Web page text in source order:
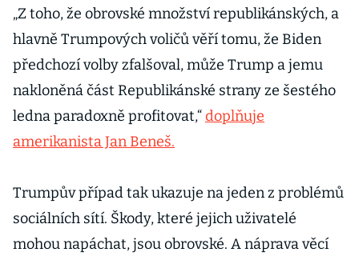
čtvrtinu na
téměř pět
miliard korun
„Z toho, že obrovské množství republikánských, a
hlavně Trumpových voličů věří tomu, že Biden
předchozí volby zfalšoval, může Trump a jemu
nakloněná část Republikánské strany ze šestého
ledna paradoxně profitovat,“doplňuje
amerikanista Jan Beneš.
Trumpův případ tak ukazuje na jeden z problémů
sociálních sítí. Škody, které jejich uživatelé
mohou napáchat, jsou obrovské. A náprava věcí